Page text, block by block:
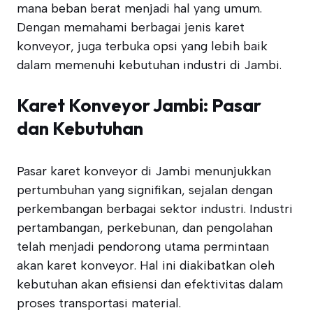
mana beban berat menjadi hal yang umum.
Dengan memahami berbagai jenis karet
konveyor, juga terbuka opsi yang lebih baik
dalam memenuhi kebutuhan industri di Jambi.
Karet Konveyor Jambi: Pasar
dan Kebutuhan
Pasar karet konveyor di Jambi menunjukkan
pertumbuhan yang signifikan, sejalan dengan
perkembangan berbagai sektor industri. Industri
pertambangan, perkebunan, dan pengolahan
telah menjadi pendorong utama permintaan
akan karet konveyor. Hal ini diakibatkan oleh
kebutuhan akan efisiensi dan efektivitas dalam
proses transportasi material.